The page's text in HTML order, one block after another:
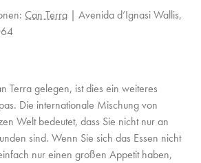
Can Terra | Avenida d’Ignasi Wallis,
Terra gelegen, ist dies ein weiteres
Die internationale Mischung von
Welt bedeutet, dass Sie nicht nur an
sind. Wenn Sie sich das Essen nicht
nur einen großen Appetit haben,